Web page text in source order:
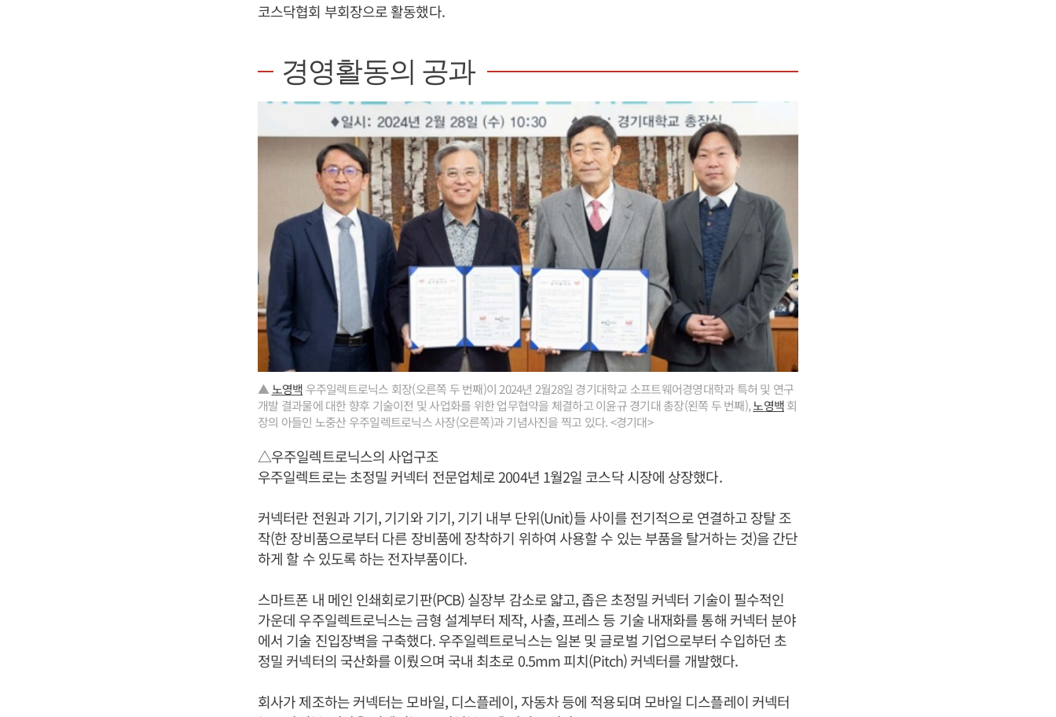
코스닥협회 부회장으로 활동했다.
경영활동의 공과
▲노영백 우주일렉트로닉스 회장(오른쪽 두 번째)이 2024년 2월28일 경기대학교 소프트웨어경영대학과 특허 및 연구
개발 결과물에 대한 향후 기술이전 및 사업화를 위한 업무협약을 체결하고 이윤규 경기대 총장(왼쪽 두 번째),노영백회
장의 아들인 노중산 우주일렉트로닉스 사장(오른쪽)과 기념사진을 찍고 있다. <경기대>
△우주일렉트로닉스의 사업구조
우주일렉트로는 초정밀 커넥터 전문업체로 2004년 1월2일 코스닥 시장에 상장했다.
커넥터란 전원과 기기, 기기와 기기, 기기 내부 단위(Unit)들 사이를 전기적으로 연결하고 장탈 조
작(한 장비품으로부터 다른 장비품에 장착하기 위하여 사용할 수 있는 부품을 탈거하는 것)을 간단
하게 할 수 있도록 하는 전자부품이다.
스마트폰 내 메인 인쇄회로기판(PCB) 실장부 감소로 얇고, 좁은 초정밀 커넥터 기술이 필수적인
가운데 우주일렉트로닉스는 금형 설계부터 제작, 사출, 프레스 등 기술 내재화를 통해 커넥터 분야
에서 기술 진입장벽을 구축했다. 우주일렉트로닉스는 일본 및 글로벌 기업으로부터 수입하던 초
정밀 커넥터의 국산화를 이뤘으며 국내 최초로 0.5mm 피치(Pitch) 커넥터를 개발했다.
회사가 제조하는 커넥터는 모바일, 디스플레이, 자동차 등에 적용되며 모바일 디스플레이 커넥터